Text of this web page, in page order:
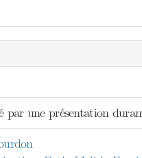
par une présentation